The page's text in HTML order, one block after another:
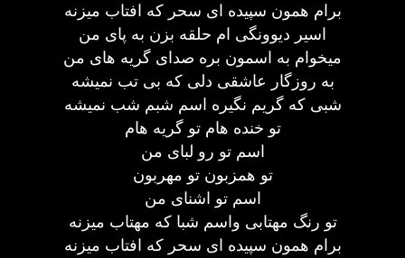
برام همون سپیده ای سحر که افتاب میزنه
اسیر دیوونگی ام حلقه بزن به پای من
میخوام به اسمون بره صدای گریه های من
به روزگار عاشقی دلی که بی تب نمیشه
شبی که گریم نگیره اسم شبم شب نمیشه
تو خنده هام تو گریه هام
اسم تو رو لبای من
تو همزبون تو مهربون
اسم تو اشنای من
تو رنگ مهتابی واسم شبا که مهتاب میزنه
برام همون سپیده ای سحر که افتاب میزنه